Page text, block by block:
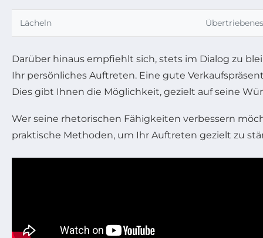
Lächeln
Darüber hinaus empfiehlt sich, stets im Dialog zu
Ihr persönliches Auftreten. Eine gute
Dies gibt Ihnen die Möglichkeit, gezielt auf seine
Wer seine rhetorischen Fähigkeiten verbessern
praktische Methoden, um Ihr Auftreten gezielt zu